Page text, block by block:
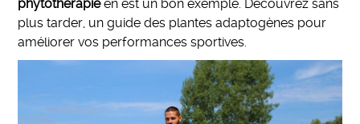
phytothérapieen est un bon exemple. Découvrez sans
plus tarder, un guide des plantes adaptogènes pour
améliorer vos performances sportives.